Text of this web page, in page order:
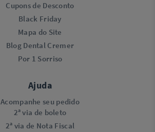
Cupons de Desconto
Black Friday
Mapa do Site
Blog Dental Cremer
Por 1 Sorriso
Ajuda
Acompanhe seu pedido
2ª via de boleto
2ª via de Nota Fiscal